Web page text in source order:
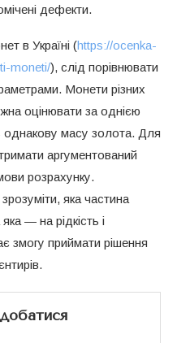
дефекти.
в Україні (https://ocenka-
moneti/), слід порівнювати
Монети різних
оцінювати за однією
однакову масу золота. Для
аргументований
розрахунку.
яка частина
— на рідкість і
змогу приймати рішення